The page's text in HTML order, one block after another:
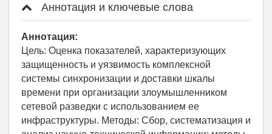
Аннотация и ключевые слова
Аннотация:
Цель: Оценка показателей, характеризующих
защищенность и уязвимость комплексной
системы синхронизации и доставки шкалы
времени при организации злоумышленником
сетевой разведки с использованием ее
инфраструктуры. Методы: Сбор, систематизация и